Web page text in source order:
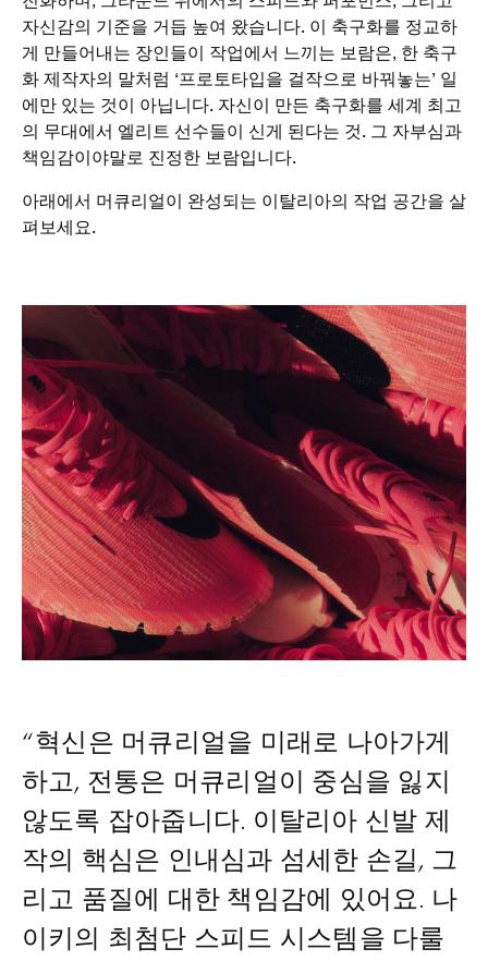
자신감의 기준을 거듭 높여 왔습니다. 이 축구화를 정교하
게 만들어내는 장인들이 작업에서 느끼는 보람은, 한 축구
화 제작자의 말처럼 ‘프로토타입을 걸작으로 바꿔놓는’ 일
에만 있는 것이 아닙니다. 자신이 만든 축구화를 세계 최고
의 무대에서 엘리트 선수들이 신게 된다는 것. 그 자부심과
책임감이야말로 진정한 보람입니다.
아래에서 머큐리얼이 완성되는 이탈리아의 작업 공간을 살
펴보세요.
“혁신은 머큐리얼을 미래로 나아가게
하고, 전통은 머큐리얼이 중심을 잃지
않도록 잡아줍니다. 이탈리아 신발 제
작의 핵심은 인내심과 섬세한 손길, 그
리고 품질에 대한 책임감에 있어요. 나
이키의 최첨단 스피드 시스템을 다룰